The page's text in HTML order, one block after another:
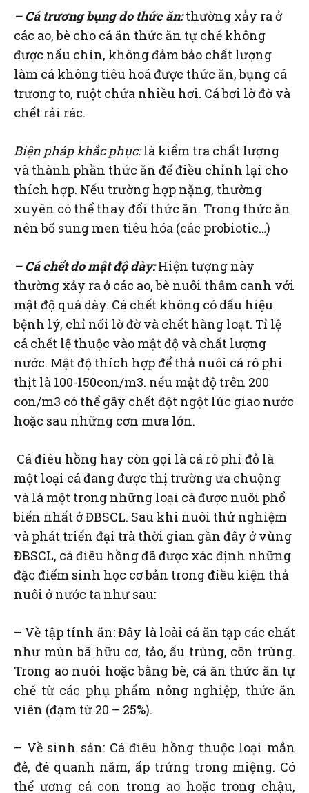
– Cá trương bụng do thức ăn:thường xảy ra ở
các ao, bè cho cá ăn thức ăn tự chế không
được nấu chín, không đảm bảo chất lượng
làm cá không tiêu hoá được thức ăn, bụng cá
trương to, ruột chứa nhiều hơi. Cá bơi lờ đờ và
chết rải rác.
Biện pháp khắc phục:là kiểm tra chất lượng
và thành phần thức ăn để điều chỉnh lại cho
thích hợp. Nếu trường hợp nặng, thường
xuyên có thể thay đổi thức ăn. Trong thức ăn
nên bổ sung men tiêu hóa (các probiotic…)
– Cá chết do mật độ dày:Hiện tượng này
thường xảy ra ở các ao, bè nuôi thâm canh với
mật độ quá dày. Cá chết không có dấu hiệu
bệnh lý, chỉ nổi lờ đờ và chết hàng loạt. Tỉ lệ
cá chết lệ thuộc vào mật độ và chất lượng
nước. Mật độ thích hợp để thả nuôi cá rô phi
thịt là 100-150con/m3. nếu mật độ trên 200
con/m3 có thể gây chết đột ngột lúc giao nước
hoặc sau những cơn mưa lớn.
Cá điêu hồng hay còn gọi là cá rô phi đỏ là
một loại cá đang được thị trường ưa chuộng
và là một trong những loại cá được nuôi phổ
biến nhất ở ĐBSCL. Sau khi nuôi thử nghiệm
và phát triển đại trà thời gian gần đây ở vùng
ĐBSCL, cá điêu hồng đã được xác định những
đặc điểm sinh học cơ bản trong điều kiện thả
nuôi ở nước ta như sau:
– Về tập tính ăn: Đây là loài cá ăn tạp các chất
như mùn bã hữu cơ, tảo, ấu trùng, côn trùng.
Trong ao nuôi hoặc bằng bè, cá ăn thức ăn tự
chế từ các phụ phẩm nông nghiệp, thức ăn
viên (đạm từ 20 – 25%).
– Về sinh sản: Cá điêu hồng thuộc loại mắn
đẻ, đẻ quanh năm, ấp trứng trong miệng. Có
thể ương cá con trong ao hoặc trong chậu,